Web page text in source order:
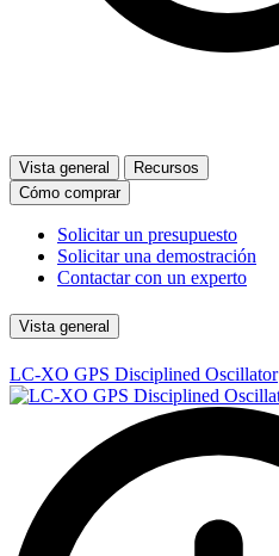
Vista general
Recursos
Cómo comprar
Solicitar un presupuesto
Solicitar una demostración
Contactar con un experto
Vista general
LC-XO GPS Disciplined Oscillator